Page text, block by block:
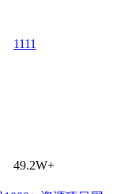
1111
49.2W+